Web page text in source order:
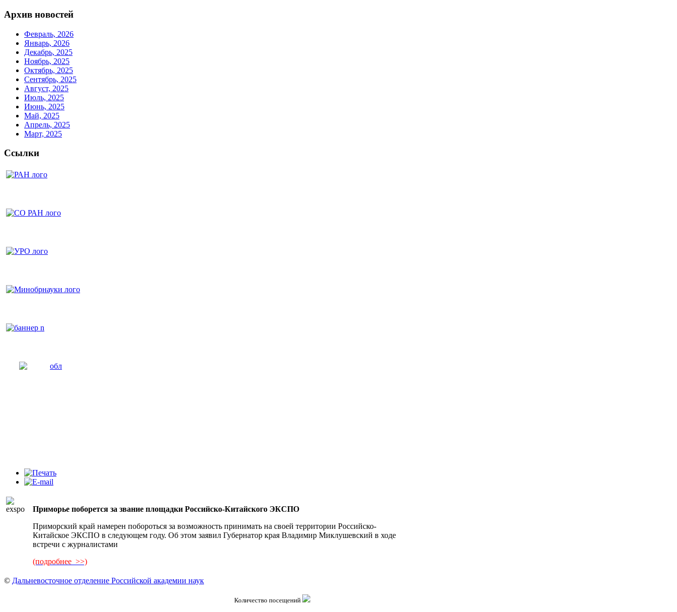
Архив новостей
Февраль, 2026
Январь, 2026
Декабрь, 2025
Ноябрь, 2025
Октябрь, 2025
Сентябрь, 2025
Август, 2025
Июль, 2025
Июнь, 2025
Май, 2025
Апрель, 2025
Март, 2025
Ссылки
Приморье поборется за звание площадки Российско-Китайского ЭКСПО
Приморский край намерен побороться за возможность принимать на своей территории Российско-
Китайское ЭКСПО в следующем году. Об этом заявил Губернатор края Владимир Миклушевский в ходе
встречи с журналистами
(подробнее >>)
© Дальневосточное отделение Российской академии наук
Количество посещений